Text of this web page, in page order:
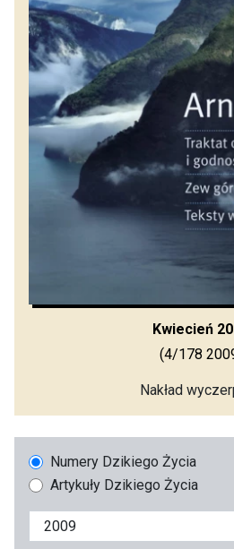
Kwiecień
(4/178
Nakład
Numery Dzikiego Życia
Artykuły Dzikiego Życia